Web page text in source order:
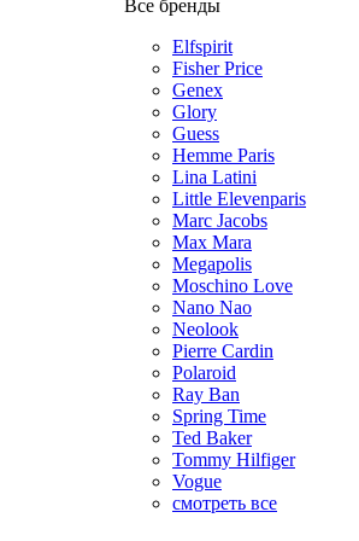
Все бренды
Elfspirit
Fisher Price
Genex
Glory
Guess
Hemme Paris
Lina Latini
Little Elevenparis
Marc Jacobs
Max Mara
Megapolis
Moschino Love
Nano Nao
Neolook
Pierre Cardin
Polaroid
Ray Ban
Spring Time
Ted Baker
Tommy Hilfiger
Vogue
смотреть все